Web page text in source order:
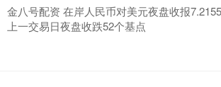
金八号配资 在岸人民币对美元夜盘收报
上一交易日夜盘收跌52个基点